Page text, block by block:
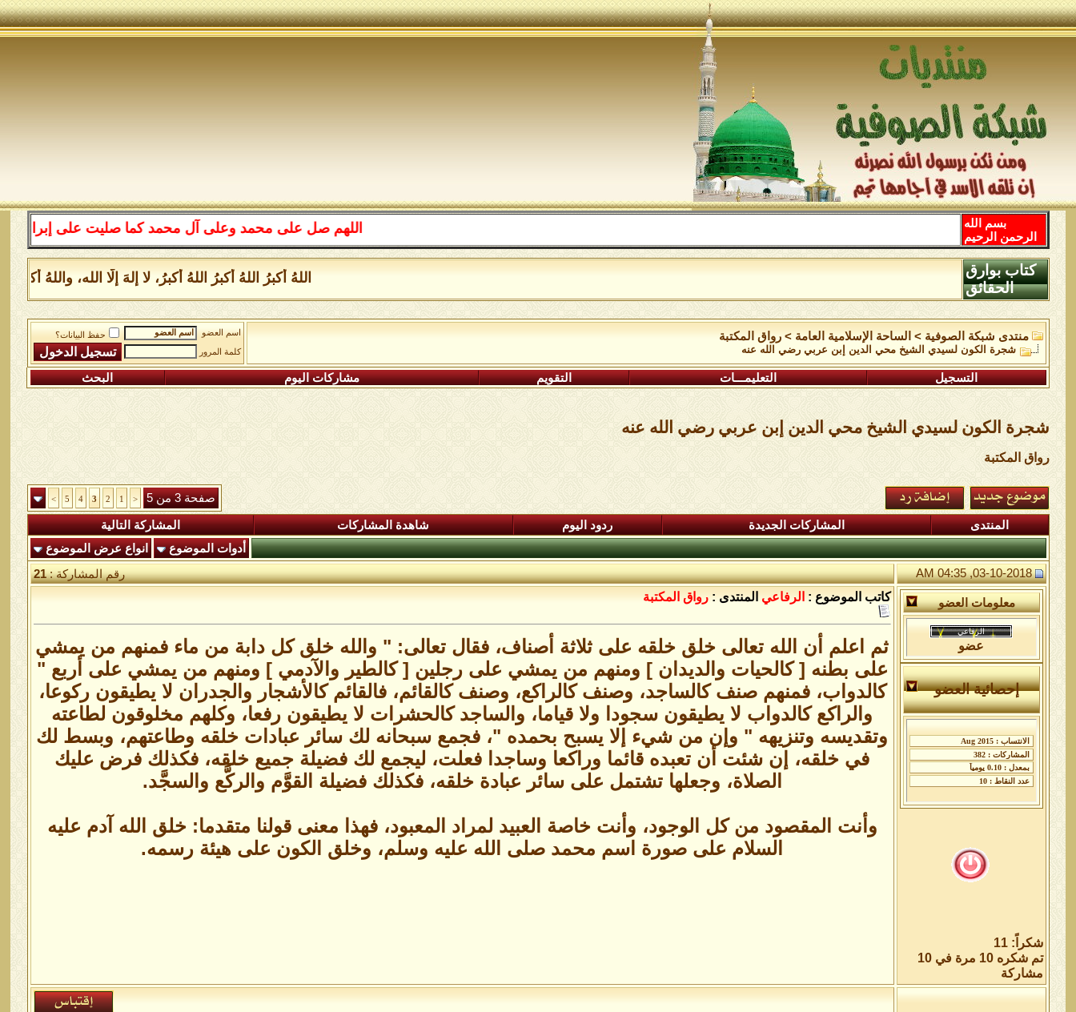
اللهم صل على محمد وعلى آل محمد كما صليت على إبراهيم وعلى آل
بسم الله
الرحمن الرحيم
اللهُ أكبرُ اللهُ أكبرُ اللهُ أكبرُ، لا إلهَ إلَّا الله، واللهُ أكبر
كتاب بوارق
الحقائق
منتدى شبكة الصوفية > الساحة اﻹسلامية العامة >رواق المكتبة
شجرة الكون لسيدي الشيخ محي الدين إبن عربي رضي الله عنه
اسم العضو
حفظ البيانات؟
كلمة المرور
التسجيل التعليمـــات التقويم مشاركات اليوم البحث
شجرة الكون لسيدي الشيخ محي الدين إبن عربي رضي الله عنه
رواق المكتبة
صفحة 3 من 5 <
1
2
3
4
5
>
المنتدى المشاركات الجديدة ردود اليوم شاهدة المشاركات
المشاركة التالية
أدوات الموضوع
انواع عرض الموضوع
03-10-2018, 04:35 AM
رقم المشاركة :21
معلومات العضو
عضو
إحصائية العضو
شكراً: 11
تم شكره 10 مرة في 10
مشاركة
كاتب الموضوع : الرفاعي المنتدى : رواق المكتبة
ثم اعلم أن الله تعالى خلق خلقه على ثلاثة أصناف، فقال تعالى: " والله خلق كل دابة من ماء فمنهم من يمشي
على بطنه [ كالحيات والديدان ] ومنهم من يمشي على رجلين [ كالطير والآدمي ] ومنهم من يمشي على أربع "
كالدواب، فمنهم صنف كالساجد، وصنف كالراكع، وصنف كالقائم، فالقائم كالأشجار والجدران لا يطيقون ركوعا،
والراكع كالدواب لا يطيقون سجودا ولا قياما، والساجد كالحشرات لا يطيقون رفعا، وكلهم مخلوقون لطاعته
وتقديسه وتنزيهه " وإن من شيء إلا يسبح بحمده "، فجمع سبحانه لك سائر عبادات خلقه وطاعتهم، وبسط لك
في خلقه، إن شئت أن تعبده قائما وراكعا وساجدا فعلت، ليجمع لك فضيلة جميع خلقه، فكذلك فرض عليك
الصلاة، وجعلها تشتمل على سائر عبادة خلقه، فكذلك فضيلة القوَّم والركَّع والسجَّد.
وأنت المقصود من كل الوجود، وأنت خاصة العبيد لمراد المعبود، فهذا معنى قولنا متقدما: خلق الله آدم عليه
السلام على صورة اسم محمد صلى الله عليه وسلم، وخلق الكون على هيئة رسمه.